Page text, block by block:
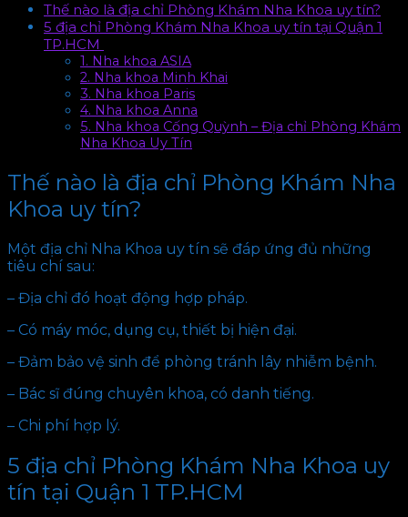
Thế nào là địa chỉ Phòng Khám Nha Khoa uy tín?
5 địa chỉ Phòng Khám Nha Khoa uy tín tại Quận 1
TP.HCM
1. Nha khoa ASIA
2. Nha khoa Minh Khai
3. Nha khoa Paris
4. Nha khoa Anna
5. Nha khoa Cống Quỳnh – Địa chỉ Phòng Khám
Nha Khoa Uy Tín
Thế nào là địa chỉ Phòng Khám Nha
Khoa uy tín?
Một địa chỉ Nha Khoa uy tín sẽ đáp ứng đủ những
tiêu chí sau:
– Địa chỉ đó hoạt động hợp pháp.
– Có máy móc, dụng cụ, thiết bị hiện đại.
– Đảm bảo vệ sinh để phòng tránh lây nhiễm bệnh.
– Bác sĩ đúng chuyên khoa, có danh tiếng.
– Chi phí hợp lý.
5 địa chỉ Phòng Khám Nha Khoa uy
tín tại Quận 1 TP.HCM